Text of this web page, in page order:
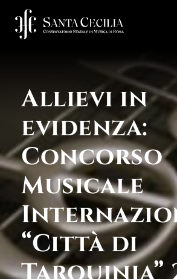
Allievi in
evidenza:
Concorso
Musicale
“Città di